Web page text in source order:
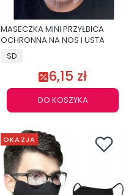
MASECZKA MINI PRZYŁBICA
OCHRONNA NA NOS I USTA
SD
6,15 zł
DO KOSZYKA
OKAZJA